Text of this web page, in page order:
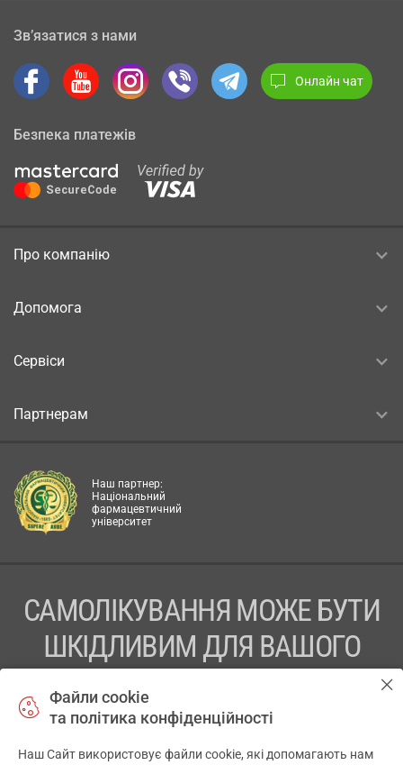
Зв’язатися з нами
Онлайн чат
Безпека платежів
Про компанію
Допомога
Сервіси
Партнерам
Наш партнер:
Національний
фармацевтичний
університет
САМОЛІКУВАННЯ МОЖЕ БУТИ
ШКІДЛИВИМ ДЛЯ ВАШОГО
ПЕРЕД ЗАСТОСУВАННЯМ ПРЕПАРАТУ ПРОКОНСУЛЬТУЙТЕСЬ
Файли cookie
та політика конфіденційності
Наш Сайт використовує файли cookie, які допомагають нам